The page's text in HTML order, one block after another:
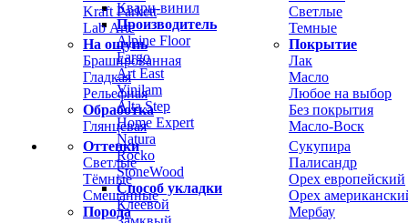
Kraft Parkett
Lab Arte
На ощупь
Брашированная
Гладкая
Рельефная
Обработка
Глянцевая
Светлые
Темные
Покрытие
Лак
Масло
Любое на выбор
Без покрытия
Масло-Воск
Оттенки
Светлые
Тёмные
Смешанные
Порода
Сукупира
Палисандр
Орех европейский
Орех
Мербау
Кварц-винил
Производитель
Alpine Floor
Fargo
Art East
Vinilam
Alta Step
Home Expert
Natura
Rocko
StoneWood
Способ укладки
Клеевой